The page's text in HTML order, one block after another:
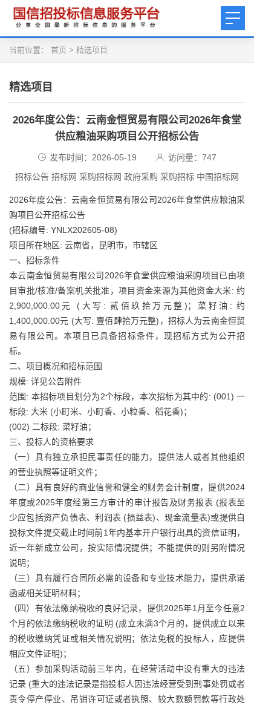
当前位置： 首页 > 精选项目
精选项目
2026年度公告：云南金恒贸易有限公司2026年食堂
供应粮油采购项目公开招标公告
发布时间：2026-05-19 访问量： 747
招标公告 招标网 采购招标网 政府采购 采购招标 中国招标网
2026年度公告：云南金恒贸易有限公司2026年食堂供应粮油采
购项目公开招标公告
(招标编号: YNLX202605-08)
项目所在地区: 云南省，昆明市，市辖区
一、招标条件
本云南金恒贸易有限公司2026年食堂供应粮油采购项目已由项
目审批/核准/备案机关批准，项目资金来源为其他资金大米: 约
2,900,000.00元 (大写: 贰佰玖拾万元整)；菜籽油: 约
1,400,000.00元 (大写: 壹佰肆拾万元整)，招标人为云南金恒贸
易有限公司。本项目已具备招标条件，现招标方式为公开招
标。
二、项目概况和招标范围
规模: 详见公告附件
范围: 本招标项目划分为2个标段，本次招标为其中的: (001) 一
标段: 大米 (小町米、小町香、小粒香、稻花香)；
(002) 二标段: 菜籽油；
三、投标人的资格要求
（一）具有独立承担民事责任的能力，提供法人或者其他组织
的营业执照等证明文件；
（二）具有良好的商业信誉和健全的财务会计制度，提供2024
年度或2025年度经第三方审计的审计报告及财务报表 (报表至
少应包括资产负债表、利润表 (损益表)、现金流量表)或提供自
投标文件提交截止时间前1年内基本开户银行出具的资信证明，
近一年新成立公司，按实际情况提供；不能提供的则另附情况
说明；
（三）具有履行合同所必需的设备和专业技术能力，提供承诺
函或相关证明材料；
（四）有依法缴纳税收的良好记录，提供2025年1月至今任意2
个月的依法缴纳税收的证明 (成立未满3个月的，提供成立以来
的税收缴纳凭证或相关情况说明；依法免税的投标人，应提供
相应文件证明)；
（五）参加采购活动前三年内，在经营活动中没有重大的违法
记录 (重大的违法记录是指投标人因违法经营受到刑事处罚或者
责令停产停业、吊销许可证或者执照、较大数额罚款等行政处